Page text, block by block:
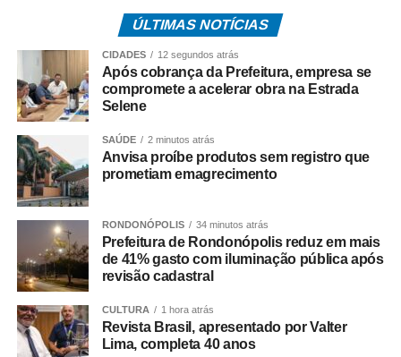
enfraquecendo a estrutura da organização criminosa.
O trabalho é resultado de investigações conduzidas pela
equipe da Delegacia de Rosário Oeste, que reuniram
elementos indicando o envolvimento dos suspeitos com o
A ação contou com apoio de equipes da Regional de
Várzea Grande e da Diretoria Metropolitana, que atuaram
no cumprimento simultâneo dos mandados judiciais.
As investigações prosseguem para identificar outros
integrantes da organização criminosa e aprofundar a
apuração dos crimes relacionados ao tráfico de drogas e
à atuação da facção no município.
ÚLTIMAS NOTÍCIAS
CIDADES 12 segundos atrás
Após cobrança da Prefeitura, empresa se
compromete a acelerar obra na Estrada
Selene
SAÚDE 2 minutos atrás
Anvisa proíbe produtos sem registro que
prometiam emagrecimento
RONDONÓPOLIS 34 minutos atrás
Prefeitura de Rondonópolis reduz em mais
de 41% gasto com iluminação pública após
revisão cadastral
CULTURA 1 hora atrás
Revista Brasil, apresentado por Valter
Lima, completa 40 anos